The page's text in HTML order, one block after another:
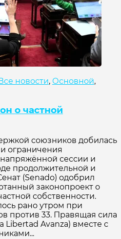
новости, Основной,
о частной
союзников добилась
ограничения
сессии и
продолжительной и
(Senado) одобрил
законопроект о
собственности.
рано утром при
против 33. Правящая сила
Libertad Avanza) вместе с